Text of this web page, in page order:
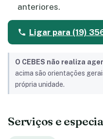
anteriores.
Ligar para (19)
O CEBES não realiza
acima são orientações
própria unidade.
Serviços e